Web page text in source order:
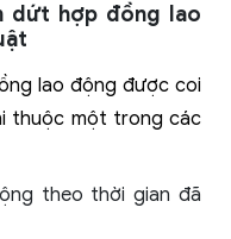
dứt hợp đồng lao
lao động được coi
thuộc một trong các
theo thời gian đã